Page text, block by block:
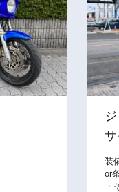
サ
装
or
・